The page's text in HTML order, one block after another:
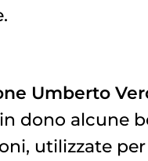
Umberto
dono alcune
utilizzate